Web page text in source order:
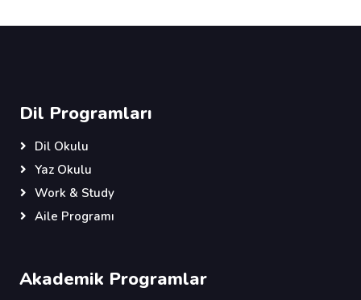
Dil Programları
Dil Okulu
Yaz Okulu
Work & Study
Aile Programı
Akademik Programlar